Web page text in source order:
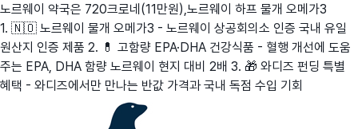
노르웨이 약국은 720크로네(11만원),노르웨이 하프 물개 오메가3
1. 🇳🇴 노르웨이 물개 오메가3 - 노르웨이 상공회의소 인증 국내 유일
원산지 인증 제품 2. 💊 고함량 EPA·DHA 건강식품 - 혈행 개선에 도움
주는 EPA, DHA 함량 노르웨이 현지 대비 2배 3. 🎁 와디즈 펀딩 특별
혜택 - 와디즈에서만 만나는 반값 가격과 국내 독점 수입 기회